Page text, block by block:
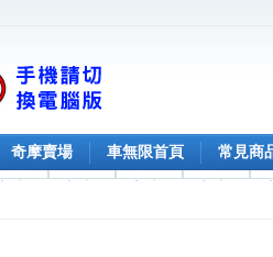
奇摩賣場 車無限首頁 常見商